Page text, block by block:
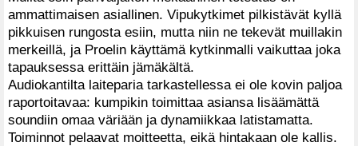
ammattimaisen asiallinen. Vipukytkimet pilkistävät kyllä
pikkuisen rungosta esiin, mutta niin ne tekevät muillakin
merkeillä, ja Proelin käyttämä kytkinmalli vaikuttaa joka
tapauksessa erittäin jämäkältä.
Audiokantilta laiteparia tarkastellessa ei ole kovin paljoa
raportoitavaa: kumpikin toimittaa asiansa lisäämättä
soundiin omaa väriään ja dynamiikkaa latistamatta.
Toiminnot pelaavat moitteetta, eikä hintakaan ole kallis.